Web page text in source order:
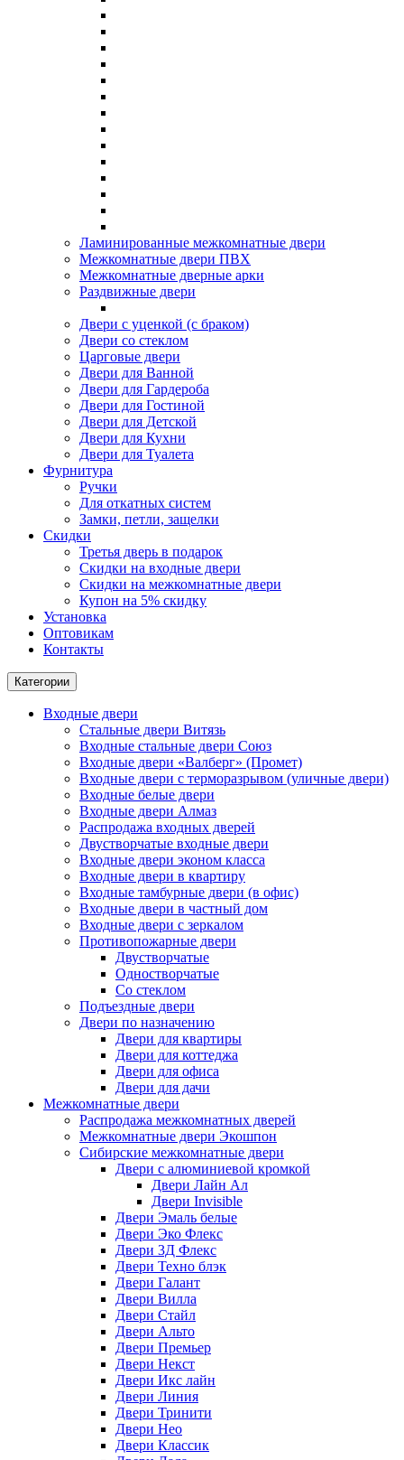
Ламинированные межкомнатные двери
Межкомнатные двери ПВХ
Межкомнатные дверные арки
Раздвижные двери
Двери с уценкой (с браком)
Двери со стеклом
Царговые двери
Двери для Ванной
Двери для Гардероба
Двери для Гостиной
Двери для Детской
Двери для Кухни
Двери для Туалета
Фурнитура
Ручки
Для откатных систем
Замки, петли, защелки
Скидки
Третья дверь в подарок
Скидки на входные двери
Скидки на межкомнатные двери
Купон на 5% скидку
Установка
Оптовикам
Контакты
Категории
Входные двери
Стальные двери Витязь
Входные стальные двери Союз
Входные двери «Валберг» (Промет)
Входные двери с терморазрывом (уличные двери)
Входные белые двери
Входные двери Алмаз
Распродажа входных дверей
Двустворчатые входные двери
Входные двери эконом класса
Входные двери в квартиру
Входные тамбурные двери (в офис)
Входные двери в частный дом
Входные двери с зеркалом
Противопожарные двери
Двустворчатые
Одностворчатые
Со стеклом
Подъездные двери
Двери по назначению
Двери для квартиры
Двери для коттеджа
Двери для офиса
Двери для дачи
Межкомнатные двери
Распродажа межкомнатных дверей
Межкомнатные двери Экошпон
Сибирские межкомнатные двери
Двери с алюминиевой кромкой
Двери Лайн Ал
Двери Invisible
Двери Эмаль белые
Двери Эко Флекс
Двери 3Д Флекс
Двери Техно блэк
Двери Галант
Двери Вилла
Двери Стайл
Двери Альто
Двери Премьер
Двери Некст
Двери Икс лайн
Двери Линия
Двери Тринити
Двери Нео
Двери Классик